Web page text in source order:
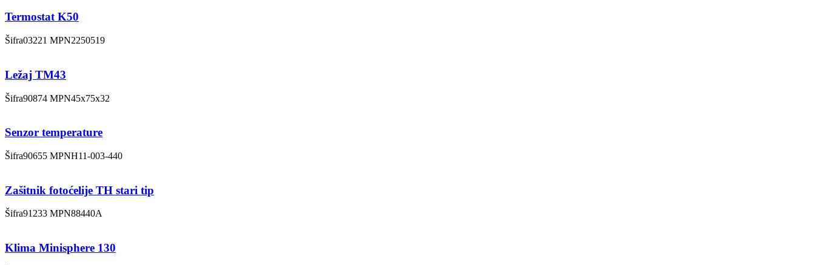
Termostat K50
Šifra03221 MPN2250519
Ležaj TM43
Šifra90874 MPN45x75x32
Senzor temperature
Šifra90655 MPNH11-003-440
Zašitnik fotoćelije TH stari tip
Šifra91233 MPN88440A
Klima Minisphere 130